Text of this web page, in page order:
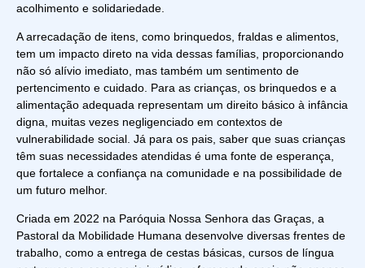
acolhimento e solidariedade.
A arrecadação de itens, como brinquedos, fraldas e alimentos,
tem um impacto direto na vida dessas famílias, proporcionando
não só alívio imediato, mas também um sentimento de
pertencimento e cuidado. Para as crianças, os brinquedos e a
alimentação adequada representam um direito básico à infância
digna, muitas vezes negligenciado em contextos de
vulnerabilidade social. Já para os pais, saber que suas crianças
têm suas necessidades atendidas é uma fonte de esperança,
que fortalece a confiança na comunidade e na possibilidade de
um futuro melhor.
Criada em 2022 na Paróquia Nossa Senhora das Graças, a
Pastoral da Mobilidade Humana desenvolve diversas frentes de
trabalho, como a entrega de cestas básicas, cursos de língua